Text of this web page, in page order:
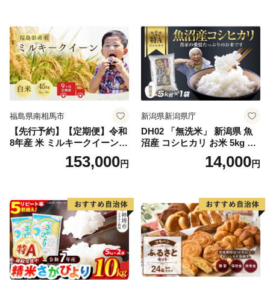
福島県南相馬市
【先行予約】【定期便】令和
8年産 米 ミルキークイーン
白米 45kg (5kg×9回) | ミルキ
ークイーン 米5kg 福島 福島
福島県 南相馬市 cu006-ae
153,000円
新潟県新潟県庁
DH02 「無洗米」 新潟県 魚
沼産 コシヒカリ お米 5kg こ
しひかり 精米 米（お米の美
味しい炊き方ガイド付き）
14,000円